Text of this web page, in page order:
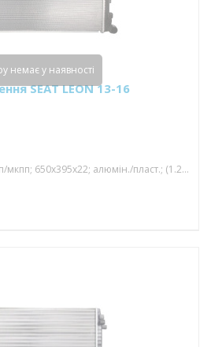
SEAT LEON 13-16
Примітка: з/без конд.; акпп/мкпп; 650x395x22; алюмін./пласт.; (1.2 tfsi/1.4 tfsi/1.6 tdi/2.0 tdi/1.0 tfsi/1.5 tfsi/1.2 tsi/1.4 tsi/1; паяний
немає у наявності